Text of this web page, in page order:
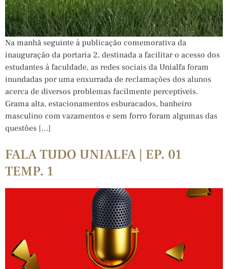
Na manhã seguinte à publicação comemorativa da
inauguração da portaria 2, destinada a facilitar o acesso dos
estudantes à faculdade, as redes sociais da Unialfa foram
inundadas por uma enxurrada de reclamações dos alunos
acerca de diversos problemas facilmente perceptíveis.
Grama alta, estacionamentos esburacados, banheiro
masculino com vazamentos e sem forro foram algumas das
questões […]
FALA TUDO UNIALFA | EP. 01
TEMP. 1